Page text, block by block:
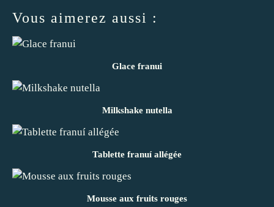
Vous aimerez aussi :
Glace franui
Milkshake nutella
Tablette franuí allégée
Mousse aux fruits rouges